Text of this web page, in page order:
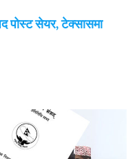
पोस्ट सेयर, टेक्सासमा